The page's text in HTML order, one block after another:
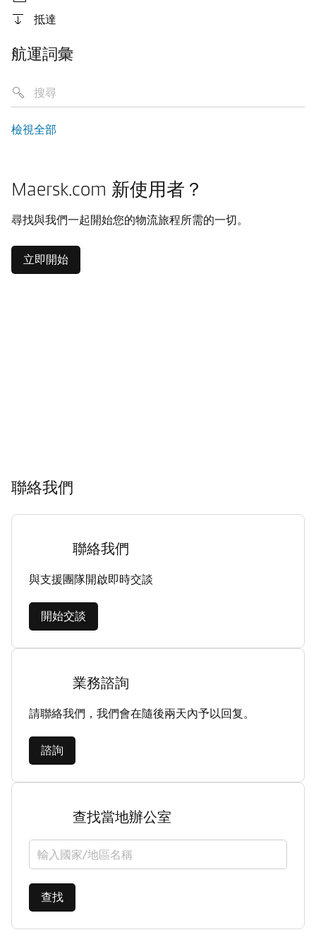
抵達
航運詞彙
檢視全部
Maersk.com 新使用者？
尋找與我們一起開始您的物流旅程所需的一切。
立即開始
聯絡我們
聯絡我們
與支援團隊開啟即時交談
開始交談
業務諮詢
請聯絡我們，我們會在隨後兩天內予以回复。
諮詢
查找當地辦公室
選擇國家/地區
查找